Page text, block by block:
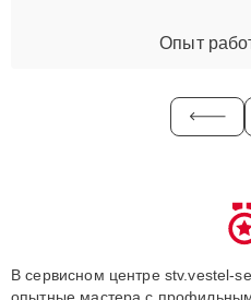
Опыт
В сервисном центре stv.vestel-
опытные мастера с